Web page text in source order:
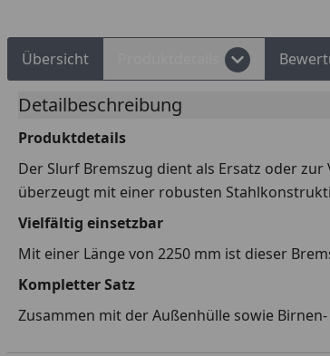
Übersicht
Detailbeschreibung
Produktdetails
Der Slurf Bremszug dient als Ersatz oder
überzeugt mit einer robusten
Vielfältig einsetzbar
Mit einer Länge von 2250 mm ist dieser
Kompletter Satz
Zusammen mit der Außenhülle sowie